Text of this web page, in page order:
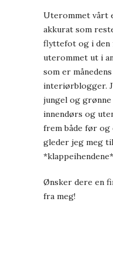
Uterommet vårt
akkurat som
flyttefot og i den
uterommet ut i
som er
interiørblogger.
jungel og grønne
innendørs og
frem både før
gleder jeg meg
*klappeihendene*
Ønsker dere en
fra meg!